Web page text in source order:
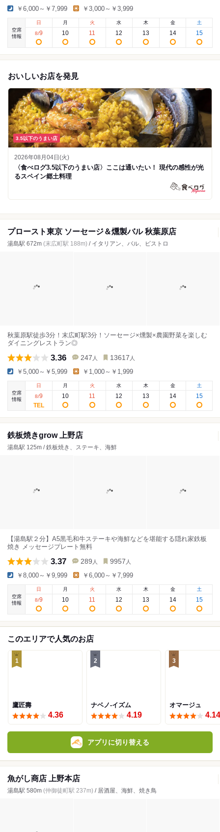
￥6,000～￥7,999 ￥3,000～￥3,999
空席
情報
日
8/9
月
10
火
11
水
12
木
13
金
14
土
15
おいしいお店を発見
3.5以下のうまい店
2026年08月04日(火)
〈食べログ3.5以下のうまい店〉ここは通いたい！ 現代の感性が光
るスペイン郷土料理
プロースト東京 ソーセージ＆燻製バル 秋葉原店
湯島駅 672m (末広町駅 188m) / イタリアン、バル、ビストロ
秋葉原駅徒歩3分！末広町駅3分！ソーセージ×燻製×農園野菜を楽しむ
ダイニングレストラン◎
3.36 247 人 13617 人
￥5,000～￥5,999 ￥1,000～￥1,999
空席
情報
日
8/9
月
10
火
11
水
12
木
13
金
14
土
15
鉄板焼きgrow 上野店
湯島駅 125m / 鉄板焼き、ステーキ、海鮮
【湯島駅２分】A5黒毛和牛ステーキや海鮮などを堪能する隠れ家鉄板
焼き メッセージプレート無料
3.37 289 人 9957 人
￥8,000～￥9,999 ￥6,000～￥7,999
空席
情報
日
8/9
月
10
火
11
水
12
木
13
金
14
土
15
このエリアで人気のお店
1
鷹匠壽
4.36
2
ナベノ-イズム
4.19
3
オマージュ
4.14
アプリに切り替える
魚がし商店 上野本店
湯島駅 580m (仲御徒町駅 237m) / 居酒屋、海鮮、焼き鳥